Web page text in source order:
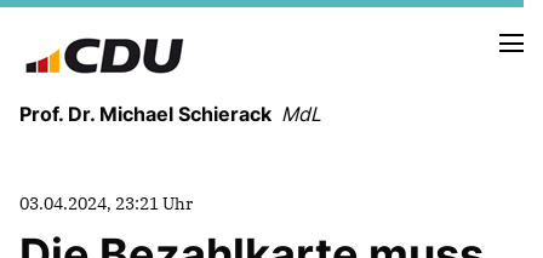
Prof. Dr. Michael Schierack MdL
03.04.2024, 23:21 Uhr